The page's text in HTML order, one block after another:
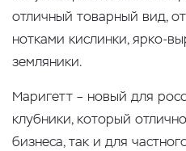
отличный товарный вид,
нотками кислинки, ярко-
земляники.
Маригетт – новый для
клубники, который
бизнеса, так и для